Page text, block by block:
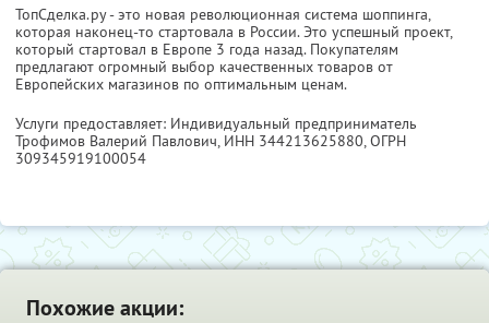
ТопСделка.ру - это новая революционная система шоппинга,
которая наконец-то стартовала в России. Это успешный проект,
который стартовал в Европе 3 года назад. Покупателям
предлагают огромный выбор качественных товаров от
Европейских магазинов по оптимальным ценам.
Услуги предоставляет: Индивидуальный предприниматель
Трофимов Валерий Павлович, ИНН 344213625880, ОГРН
309345919100054
Похожие акции: